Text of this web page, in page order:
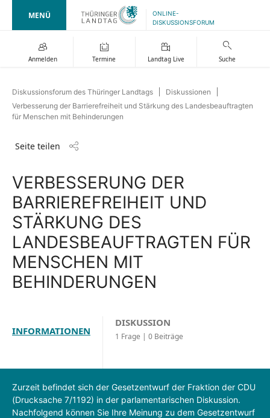
MENÜ
ONLINE-
DISKUSSIONSFORUM
Anmelden Termine Landtag Live Suche
Diskussionsforum des Thüringer Landtags
Diskussionen
Verbesserung der Barrierefreiheit und Stärkung des Landesbeauftragten
für Menschen mit Behinderungen
Seite teilen
VERBESSERUNG DER
BARRIEREFREIHEIT UND
STÄRKUNG DES
LANDESBEAUFTRAGTEN FÜR
MENSCHEN MIT
BEHINDERUNGEN
INFORMATIONEN
DISKUSSION
1 Frage | 0 Beiträge
Zurzeit befindet sich der Gesetzentwurf der Fraktion der CDU
(Drucksache 7/1192) in der parlamentarischen Diskussion.
Nachfolgend können Sie Ihre Meinung zu dem Gesetzentwurf